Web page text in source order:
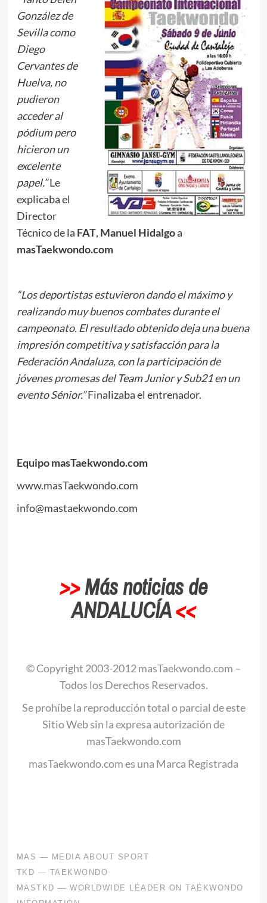
González de
Sevilla como
Diego
Cervantes de
Huelva, no
pudieron
acceder al
pódium pero
hicieron un
excelente
papel.”Le
explicaba el
Director
Técnico de la FAT, Manuel Hidalgoa
masTaekwondo.com
“Los deportistas estuvieron dando el máximo y
realizando muy buenos combates durante el
campeonato. El resultado obtenido deja una buena
impresión competitiva y satisfacción para la
Federación Andaluza, con la participación de
jóvenes promesas del Team Junior y Sub21 en un
evento Sénior.”Finalizaba el entrenador.
Equipo masTaekwondo.com
www.masTaekwondo.com
info@mastaekwondo.com
>>Más noticias de
ANDALUCÍA<<
© Copyright 2003-2012 masTaekwondo.com –
Todos los Derechos Reservados.
Se prohíbe la reproducción total o parcial de este
Sitio Web sin la expresa autorización de
masTaekwondo.com
masTaekwondo.com es una Marca Registrada